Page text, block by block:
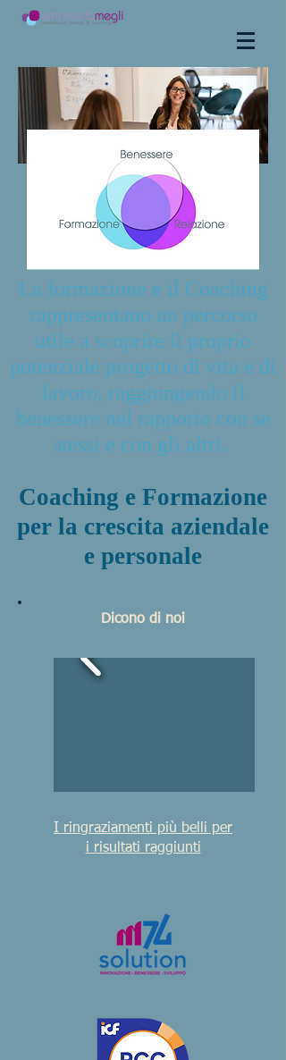
La formazione e il Coaching
rappresentano un percorso
utile a scoprire il proprio
potenziale progetto di vita e di
lavoro, raggiungendo il
benessere nel rapporto con se
stessi e con gli altri.
Coaching e Formazione
per la crescita aziendale
e personale
Dicono di noi
I ringraziamenti più belli per
i risultati raggiunti